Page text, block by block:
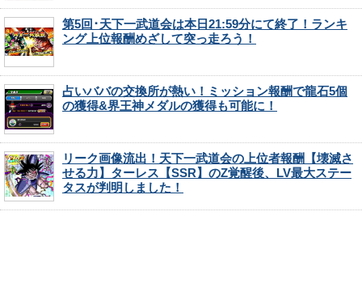
第5回･天下一武道会は本日21:59分にて終了！ランキ
ング上位報酬めざして突っ走ろう！
占いババの交換所が熱い！ミッション報酬で龍石5個
の獲得&界王神メダルの獲得も可能に！
リーク画像流出！天下一武道会の上位者報酬【壊滅さ
せる力】ターレス【SSR】のZ覚醒後、LV最大ステー
タスが判明しました！